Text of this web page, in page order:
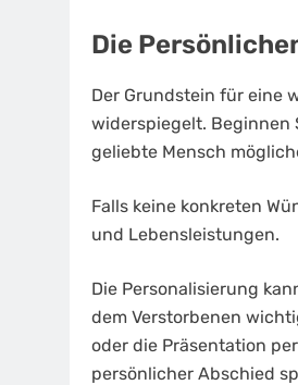
Die
Der Grundstein für eine
widerspiegelt. Beginnen
geliebte Mensch
Falls keine konkreten
und Lebensleistungen.
Die Personalisierung
dem Verstorbenen
oder die Präsentation
persönlicher Abschied